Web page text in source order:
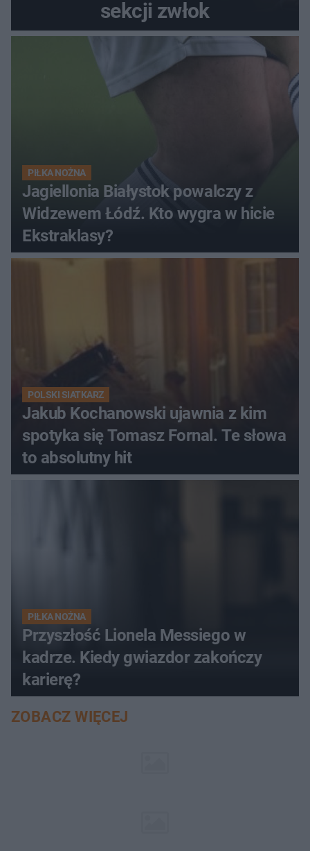
sekcji zwłok
PIŁKA NOŻNA
Jagiellonia Białystok powalczy z
Widzewem Łódź. Kto wygra w hicie
Ekstraklasy?
POLSKI SIATKARZ
Jakub Kochanowski ujawnia z kim
spotyka się Tomasz Fornal. Te słowa
to absolutny hit
PIŁKA NOŻNA
Przyszłość Lionela Messiego w
kadrze. Kiedy gwiazdor zakończy
karierę?
ZOBACZ WIĘCEJ